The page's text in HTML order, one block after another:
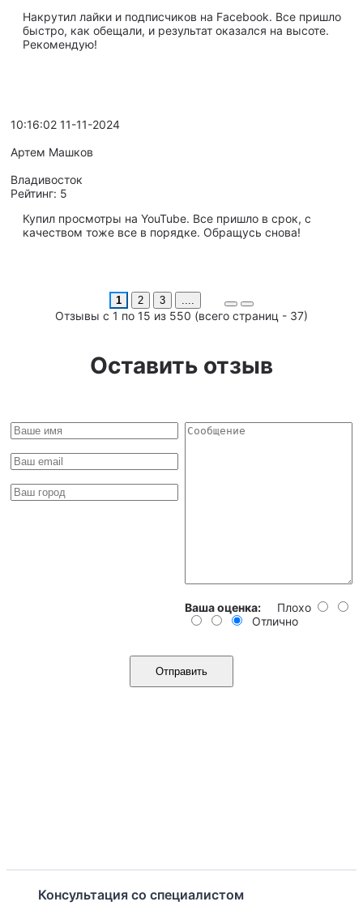
Накрутил лайки и подписчиков на Facebook. Все пришло
быстро, как обещали, и результат оказался на высоте.
Рекомендую!
10:16:02 11-11-2024
Артем Машков
Владивосток
Рейтинг: 5
Купил просмотры на YouTube. Все пришло в срок, с
качеством тоже все в порядке. Обращусь снова!
1 2 3 ....
Отзывы с 1 по 15 из 550 (всего страниц - 37)
Оставить отзыв
Ваша оценка:
Плохо
Отлично
Отправить
Консультация со специалистом